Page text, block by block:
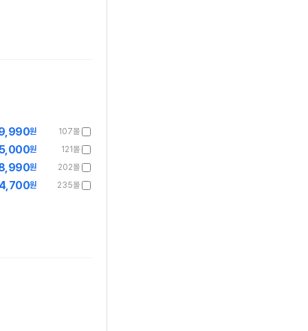
107몰
원
121몰
원
202몰
원
235몰
원